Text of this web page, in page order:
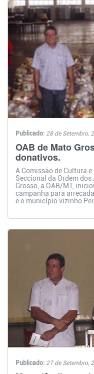
Publicado: 28 de Setembro,
OAB de Mato
donativos.
A Comissão de Cultura
Seccional da Ordem
Grosso, a OAB/MT,
campanha para
e o município vizinho
Publicado: 27 de Setembro,